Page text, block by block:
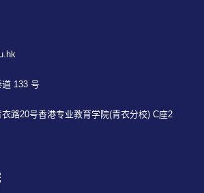
133 号
路20号香港专业教育学院(青衣分校) C座2